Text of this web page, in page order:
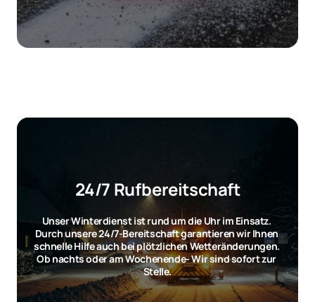
24/7 Rufbereitschaft
Unser Winterdienst ist rund um die Uhr im Einsatz.
Durch unsere 24/7-Bereitschaft garantieren wir Ihnen
schnelle Hilfe auch bei plötzlichen Wetteränderungen.
Ob nachts oder am Wochenende- Wir sind sofort zur
Stelle.